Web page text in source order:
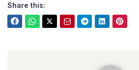
Share this: